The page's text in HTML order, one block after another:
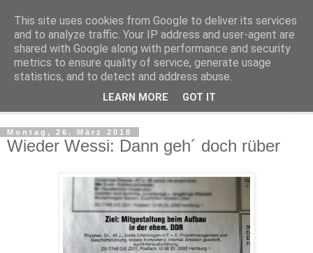
Kludge
Private Notizen aus Halle an der Saale
Montag, 26. März 2018
Wieder Wessi: Dann geh´ doch rüber
This site uses cookies from Google to deliver its services
and to analyze traffic. Your IP address and user-agent are
shared with Google along with performance and security
metrics to ensure quality of service, generate usage
statistics, and to detect and address abuse.
LEARN MORE GOT IT